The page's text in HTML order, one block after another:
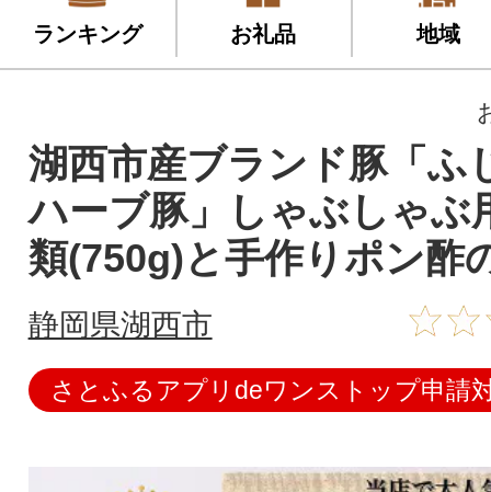
ランキング お礼品 地域
湖西市産ブランド豚「ふ
ハーブ豚」しゃぶしゃぶ
類(750g)と手作りポン酢
静岡県湖西市
さとふるアプリdeワンストップ申請